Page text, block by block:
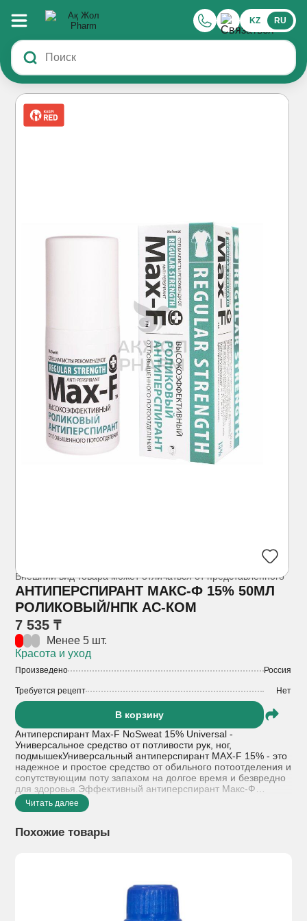
KZ RU
Внешний вид товара может отличаться от представленного
АНТИПЕРСПИРАНТ МАКС-Ф 15% 50МЛ
РОЛИКОВЫЙ/НПК АС-КОМ
7 535 ₸
Менее 5 шт.
Красота и уход
Произведено Россия
Требуется рецепт Нет
В корзину
Антиперспирант Max-F NoSweat 15% Universal -
Универсальное средство от потливости рук, ног,
подмышекУниверсальный антиперспирант MAX-F 15% - это
надежное и простое средство от обильного потоотделения и
сопутствующим поту запахом на долгое время и безвредно
для здоровья.Эффективный антиперспирант Макс-Ф
ориентирован на умеренное использование без
злоупотреблений, естественным образом контролируя
Читать далее
Похожие товары